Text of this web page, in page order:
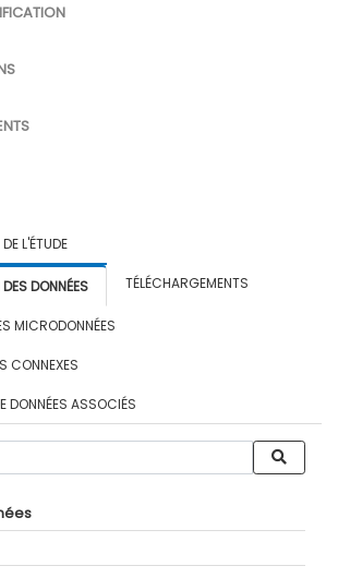
L'ÉTUDE
DONNÉES TÉLÉCHARGEMENTS
MICRODONNÉES
CONNEXES
DONNÉES ASSOCIÉS